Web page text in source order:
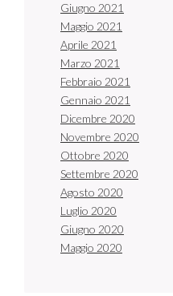
Giugno 2021
Maggio 2021
Aprile 2021
Marzo 2021
Febbraio 2021
Gennaio 2021
Dicembre 2020
Novembre 2020
Ottobre 2020
Settembre 2020
Agosto 2020
Luglio 2020
Giugno 2020
Maggio 2020